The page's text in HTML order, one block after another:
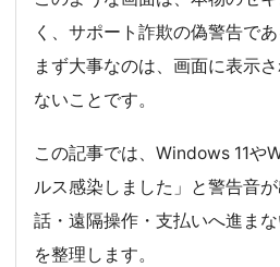
く、サポート詐欺の偽警告で
まず大事なのは、画面に表示
ないことです。
この記事では、Windows 11や
ルス感染しました」と警告音
話・遠隔操作・支払いへ進ま
を整理します。